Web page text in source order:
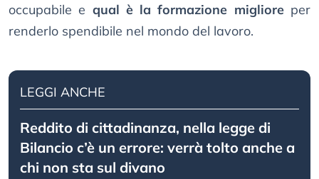
occupabile e qual è la formazione miglioreper
renderlo spendibile nel mondo del lavoro.
LEGGI ANCHE
Reddito di cittadinanza, nella legge di
Bilancio c’è un errore: verrà tolto anche a
chi non sta sul divano